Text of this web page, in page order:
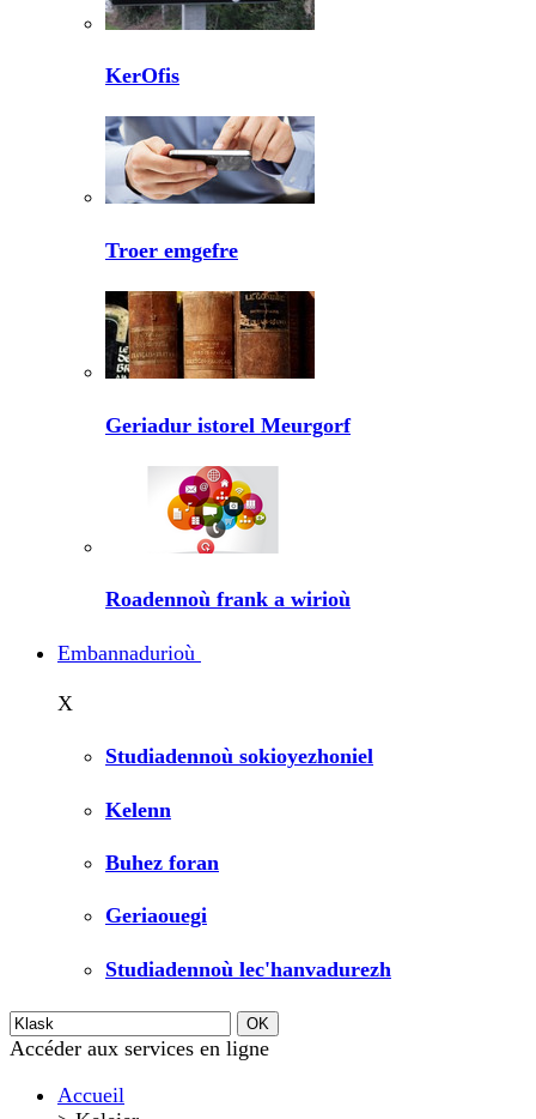
KerOfis
Troer emgefre
Geriadur istorel Meurgorf
Roadennoù frank a wirioù
Embannadurioù
X
Studiadennoù sokioyezhoniel
Kelenn
Buhez foran
Geriaouegi
Studiadennoù lec'hanvadurezh
Accéder aux services en ligne
Accueil